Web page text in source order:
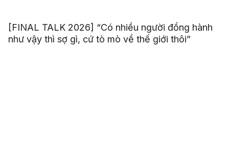
[FINAL TALK 2026] “Có nhiều người đồng hành
như vậy thì sợ gì, cứ tò mò về thế giới thôi”